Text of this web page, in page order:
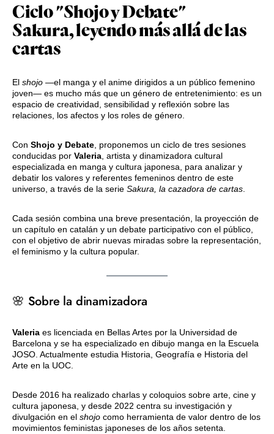
Ciclo "Shojo y Debate"
Sakura, leyendo más allá de las
cartas
El shojo —el manga y el anime dirigidos a un público femenino
joven— es mucho más que un género de entretenimiento: es un
espacio de creatividad, sensibilidad y reflexión sobre las
relaciones, los afectos y los roles de género.
Con Shojo y Debate, proponemos un ciclo de tres sesiones
conducidas por Valeria, artista y dinamizadora cultural
especializada en manga y cultura japonesa, para analizar y
debatir los valores y referentes femeninos dentro de este
universo, a través de la serie Sakura, la cazadora de cartas.
Cada sesión combina una breve presentación, la proyección de
un capítulo en catalán y un debate participativo con el público,
con el objetivo de abrir nuevas miradas sobre la representación,
el feminismo y la cultura popular.
🌸 Sobre la dinamizadora
Valeria es licenciada en Bellas Artes por la Universidad de
Barcelona y se ha especializado en dibujo manga en la Escuela
JOSO. Actualmente estudia Historia, Geografía e Historia del
Arte en la UOC.
Desde 2016 ha realizado charlas y coloquios sobre arte, cine y
cultura japonesa, y desde 2022 centra su investigación y
divulgación en el shojo como herramienta de valor dentro de los
movimientos feministas japoneses de los años setenta.